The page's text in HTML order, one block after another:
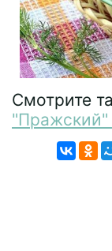
Смотрите
"Пражский"